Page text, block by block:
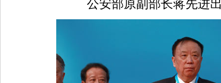
公安部原副部长蒋先进